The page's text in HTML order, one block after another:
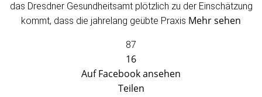
das Dresdner Gesundheitsamt plötzlich zu der Einschätzung
kommt, dass die jahrelang geübte Praxis Mehr sehen
87
16
Auf Facebook ansehen
Teilen